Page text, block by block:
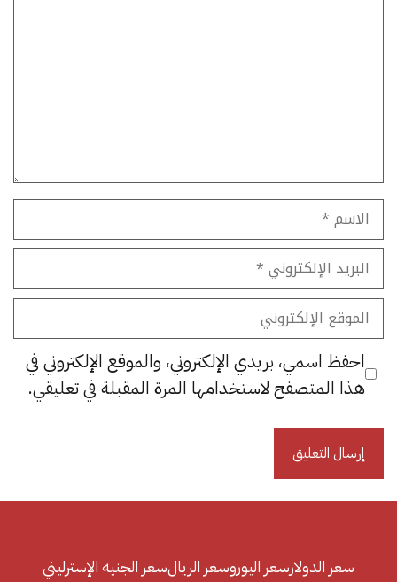
الاسم
البريد
الإلكتروني
الموقع
الإلكتروني
احفظ اسمي، بريدي الإلكتروني، والموقع الإلكتروني في
هذا المتصفح لاستخدامها المرة المقبلة في تعليقي.
سعر الدولارسعر اليوروسعر الريالسعر الجنيه الإسترليني